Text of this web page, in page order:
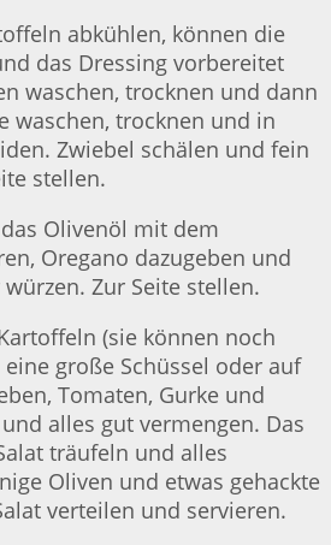
abkühlen, können die
das Dressing vorbereitet
waschen, trocknen und dann
waschen, trocknen und in
Zwiebel schälen und fein
stellen.
Olivenöl mit dem
Oregano dazugeben und
Zur Seite stellen.
(sie können noch
große Schüssel oder auf
Tomaten, Gurke und
alles gut vermengen. Das
träufeln und alles
Oliven und etwas gehackte
verteilen und servieren.